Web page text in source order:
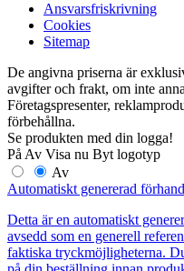
Ansvarsfriskrivning
Cookies
Sitemap
De angivna priserna är
avgifter och frakt, om inte
Företagspresenter,
förbehållna.
Se produkten med din logga!
På Av Visa nu Byt logotyp
Av
Automatiskt genererad
Detta är en automatiskt
avsedd som en generell
faktiska tryckmöjligheterna.